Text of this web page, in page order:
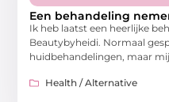
Een behandeling
Ik heb laatst een heerlijke
Beautybyheidi. Normaal
huidbehandelingen, maar
Health / Alternative